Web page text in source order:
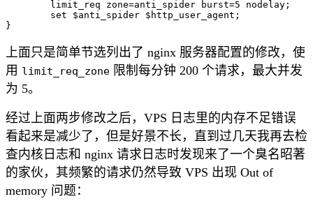
上面只是简单节选列出了 nginx 服务器配置的修改，使
用 limit_req_zone 限制每分钟 200 个请求，最大并发
为 5。
经过上面两步修改之后，VPS 日志里的内存不足错误
看起来是减少了，但是好景不长，直到过几天我再去检
查内核日志和 nginx 请求日志时发现来了一个臭名昭著
的家伙，其频繁的请求仍然导致 VPS 出现 Out of
memory 问题：